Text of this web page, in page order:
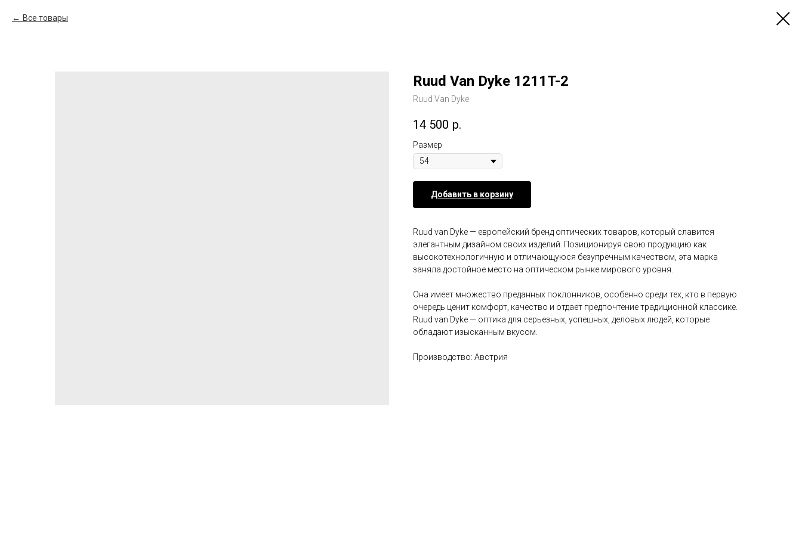
Все товары
Ruud Van Dyke 1211T-2
Ruud Van Dyke
14 500 р.
Размер
Добавить в корзину
Ruud van Dyke — европейский бренд оптических товаров, который славится
элегантным дизайном своих изделий. Позиционируя свою продукцию как
высокотехнологичную и отличающуюся безупречным качеством, эта марка
заняла достойное место на оптическом рынке мирового уровня.
Она имеет множество преданных поклонников, особенно среди тех, кто в первую
очередь ценит комфорт, качество и отдает предпочтение традиционной классике.
Ruud van Dyke — оптика для серьезных, успешных, деловых людей, которые
обладают изысканным вкусом.
Производство: Австрия